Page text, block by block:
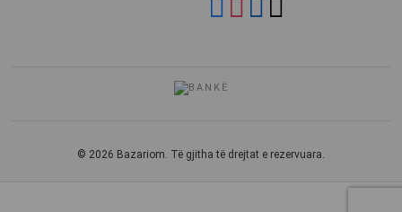
© 2026 Bazariom. Të gjitha të drejtat e rezervuara.